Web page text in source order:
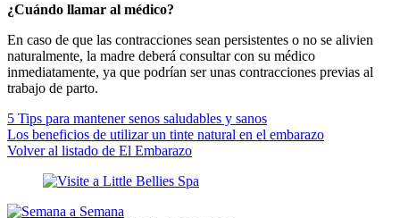
¿Cuándo llamar al médico?
En caso de que las contracciones sean persistentes o no se alivien
naturalmente, la madre deberá consultar con su médico
inmediatamente, ya que podrían ser unas contracciones previas al
trabajo de parto.
5 Tips para mantener senos saludables y sanos
Los beneficios de utilizar un tinte natural en el embarazo
Volver al listado de El Embarazo